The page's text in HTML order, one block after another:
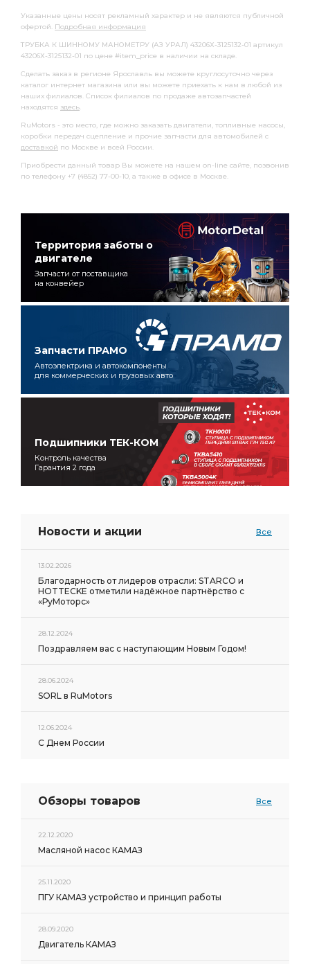
Указанные цены носят рекламный характер и не являются публичной
офертой. Подробная информация
ТРУБКА К ШИННОМУ МАНОМЕТРУ (АЗ УРАЛ) 43206Х-3125132-01 артикул
43206Х-3125132-01 по цене #item_price в наличии на складе.
Сделать заказ в регионе Ярославль вы можете круглосуточно через
каталог интернет магазина или вы можете приехать к нам в любой из
наших филиалов. Список филиалов по продаже автозапчастей
находятся здесь.
RuMotors - это место, где можно заказать двигатели, топливные насосы,
коробки передач сцепление и прочие запчасти для автомобилей с
доставкой по Москве и всей России.
Приобрести данный товар Вы можете на нашем on-line сайте, позвонив
по телефону +7 (4852) 77-00-10, а также в офисе в Москве.
Территория заботы о
двигателе
Запчасти от поставщика
на конвейер
Запчасти ПРАМО
Автоэлектрика и автокомпоненты
для коммерческих и грузовых авто
Подшипники ТЕК-КОМ
Контроль качества
Гарантия 2 года
Новости и акции Все
13.02.2026
Благодарность от лидеров отрасли: STARCO и
HOTTECKE отметили надёжное партнёрство с
«РуМоторс»
28.12.2024
Поздравляем вас с наступающим Новым Годом!
28.06.2024
SORL в RuMotors
12.06.2024
С Днем России
Обзоры товаров Все
22.12.2020
Масляной насос КАМАЗ
25.11.2020
ПГУ КАМАЗ устройство и принцип работы
28.09.2020
Двигатель КАМАЗ